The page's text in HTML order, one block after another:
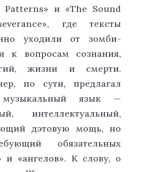
Patterns» и «The Sound
где тексты
уходили от зомби-
к вопросам сознания,
жизни и смерти.
по сути, предлагал
язык —
интеллектуальный,
дэтовую мощь, но
обязательных
и «ангелов». К слову, о